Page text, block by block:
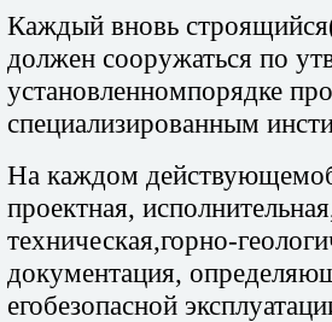
Каждый вновь
должен сооружаться по
установленномпорядке
специализированным
На каждом
проектная,
техническая,горно-
документация,
егобезопасной